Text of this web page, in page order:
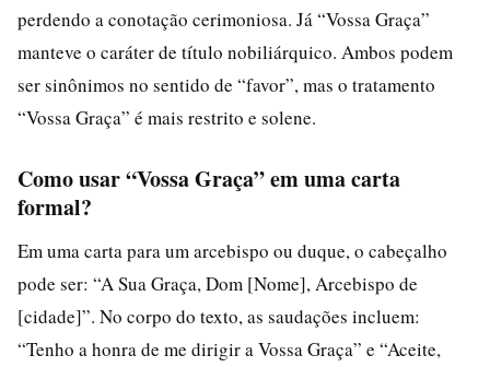
perdendo a conotação cerimoniosa. Já “Vossa Graça”
manteve o caráter de título nobiliárquico. Ambos podem
ser sinônimos no sentido de “favor”, mas o tratamento
“Vossa Graça” é mais restrito e solene.
Como usar “Vossa Graça” em uma carta
formal?
Em uma carta para um arcebispo ou duque, o cabeçalho
pode ser: “A Sua Graça, Dom [Nome], Arcebispo de
[cidade]”. No corpo do texto, as saudações incluem:
“Tenho a honra de me dirigir a Vossa Graça” e “Aceite,